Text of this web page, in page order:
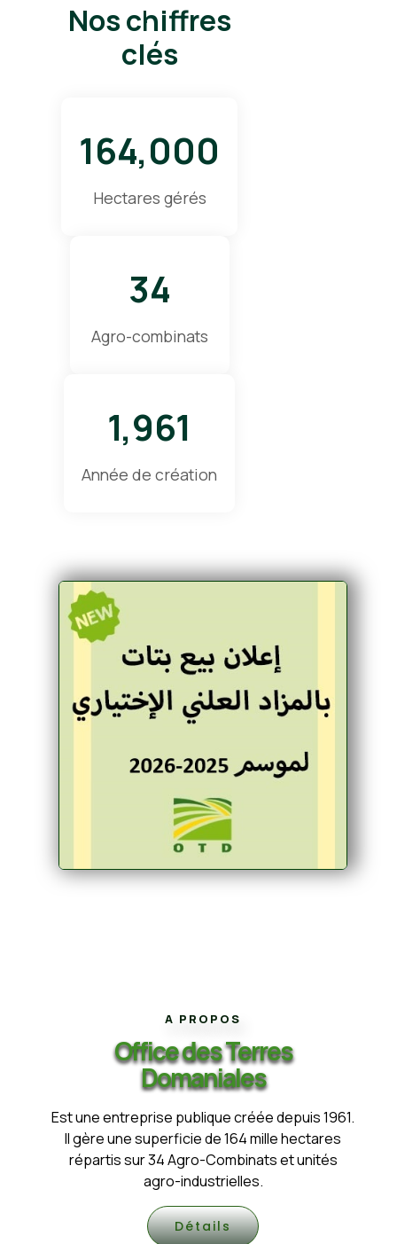
Nos chiffres
clés
164,000
Hectares gérés
34
Agro-combinats
1,961
Année de création
A PROPOS
Office des Terres
Domaniales
Est une entreprise publique créée depuis 1961.
Il gère une superficie de 164 mille hectares
répartis sur 34 Agro-Combinats et unités
agro-industrielles.
Détails